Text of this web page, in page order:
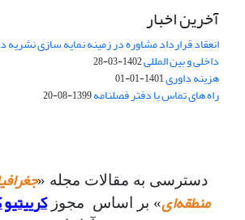
آخرین اخبار
انعقاد قرارداد مشاوره در زمینه نمایه سازی نشریه
داخلی و بین المللی1402-03-28
هزینه داوری1401-01-01
راه های تماس با دفتر فصلنامه1399-08-20
دسترسی به مقالات مجله «
منطقه‌ای» بر اساس مجوز